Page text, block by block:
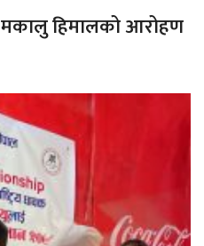
हिमालको आरोहण